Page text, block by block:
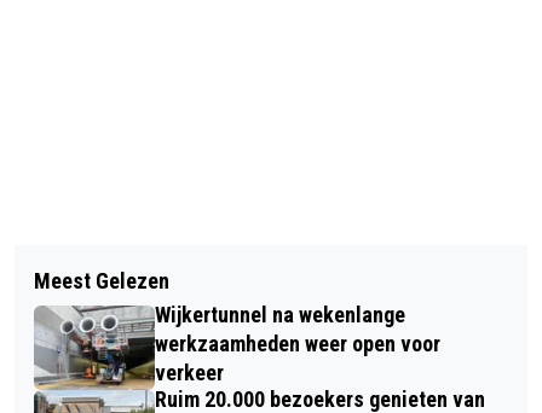
OPPENHEIMER 78 JAAR NA
HIROSHIMA EEN VERSCHRIKKELIJKE
‘HIT’
HANS VAN MARWIJK KUNSTENAAR
VAN MAAND AUGUSTUS BIJ HORTUS
ALKMAAR
Meest Gelezen
Wijkertunnel na wekenlange
werkzaamheden weer open voor
verkeer
Ruim 20.000 bezoekers genieten van